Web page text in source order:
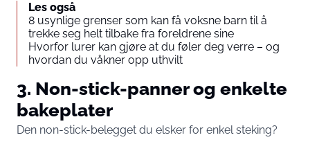
Les også
8 usynlige grenser som kan få voksne barn til å
trekke seg helt tilbake fra foreldrene sine
Hvorfor lurer kan gjøre at du føler deg verre – og
hvordan du våkner opp uthvilt
3. Non-stick-panner og enkelte
bakeplater
Den non-stick-belegget du elsker for enkel steking?